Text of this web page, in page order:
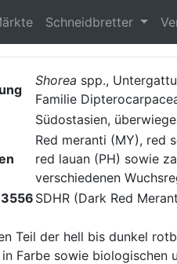
Schneidbretter
Shorea spp.,
Familie
Südostasien,
Red meranti (MY), red
red lauan (PH) sowie
verschiedenen
SDHR (Dark Red
Teil der hell bis dunkel
Farbe sowie